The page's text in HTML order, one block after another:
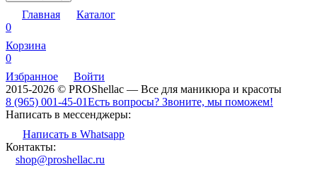
Главная
Каталог
0
Корзина
0
Избранное
Войти
2015-2026 © PROShellac — Все для маникюра и красоты
8 (965) 001-45-01Есть вопросы? Звоните, мы поможем!
Написать в мессенджеры:
Написать в Whatsapp
Контакты:
shop@proshellac.ru